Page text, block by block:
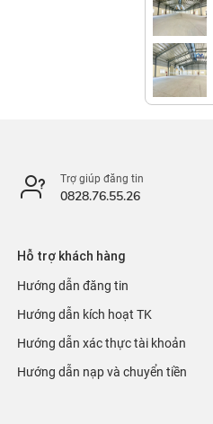
Trợ giúp đăng tin
0828.76.55.26
Hỗ trợ khách hàng
Hướng dẫn đăng tin
Hướng dẫn kích hoạt TK
Hướng dẫn xác thực tài khoản
Hướng dẫn nạp và chuyển tiền